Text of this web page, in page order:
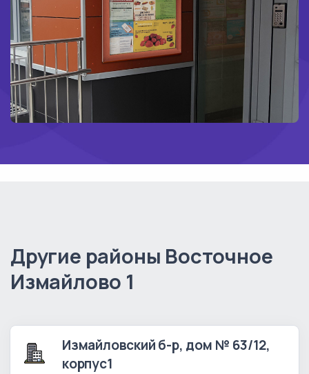
Другие районы Восточное
Измайлово 1
Измайловский б-р, дом № 63/12,
корпус1